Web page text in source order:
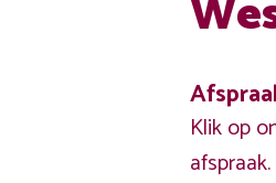
Klik op
afspraak.